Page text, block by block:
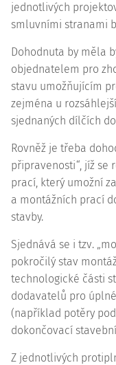
jednotlivých
smluvními stranami
Dohodnuta by měla
objednatelem pro
stavu umožňujícím
zejména u
sjednaných dílčích
Rovněž je třeba
připravenosti“, jíž se
prací, který umožní
a montážních prací
stavby.
Sjednává se i tzv.
pokročilý stav
technologické části
dodavatelů pro
(například potěry
dokončovací
Z jednotlivých